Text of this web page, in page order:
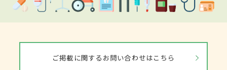
ご掲載に関するお問い合わせはこちら